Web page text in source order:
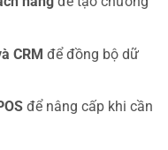
CRM để đồng bộ dữ
để nâng cấp khi cần